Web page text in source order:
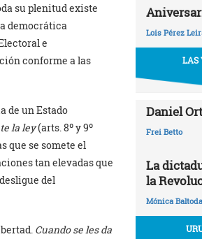
su plenitud existe
democrática
e
conforme a las
de un Estado
la ley(arts. 8º y 9º
que se somete el
tan elevadas que
del
Cuando se les da
Lois Pérez
LAS
Daniel
Frei Betto
La
la
Mónica